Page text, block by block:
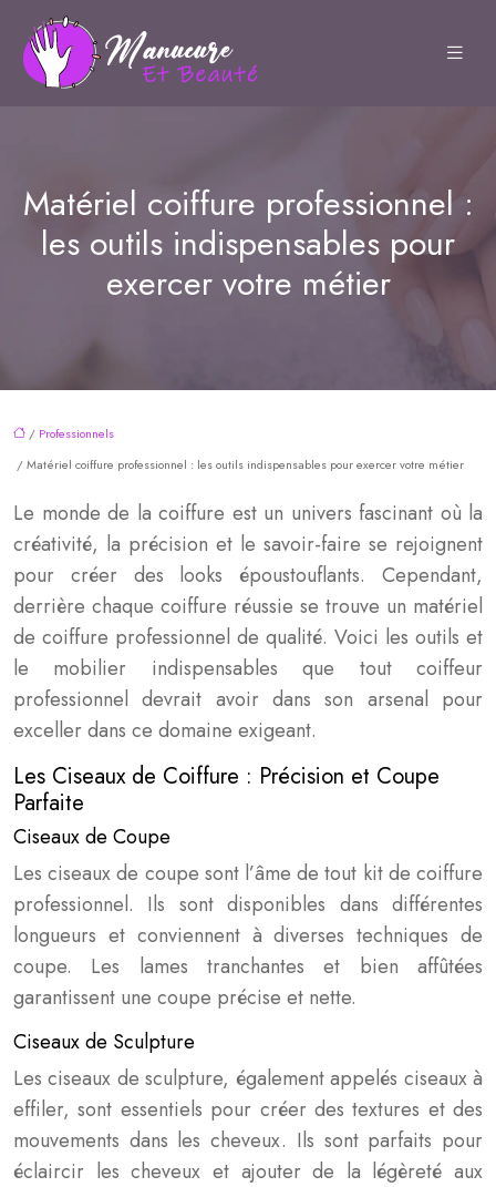
Matériel coiffure professionnel :
les outils indispensables pour
exercer votre métier
/ Professionnels
/ Matériel coiffure professionnel : les outils indispensables pour exercer votre métier
Le monde de la coiffure est un univers fascinant où la
créativité, la précision et le savoir-faire se rejoignent
pour créer des looks époustouflants. Cependant,
derrière chaque coiffure réussie se trouve un matériel
de coiffure professionnel de qualité. Voici les outils et
le mobilier indispensables que tout coiffeur
professionnel devrait avoir dans son arsenal pour
exceller dans ce domaine exigeant.
Les Ciseaux de Coiffure : Précision et Coupe
Parfaite
Ciseaux de Coupe
Les ciseaux de coupe sont l’âme de tout kit de coiffure
professionnel. Ils sont disponibles dans différentes
longueurs et conviennent à diverses techniques de
coupe. Les lames tranchantes et bien affûtées
garantissent une coupe précise et nette.
Ciseaux de Sculpture
Les ciseaux de sculpture, également appelés ciseaux à
effiler, sont essentiels pour créer des textures et des
mouvements dans les cheveux. Ils sont parfaits pour
éclaircir les cheveux et ajouter de la légèreté aux